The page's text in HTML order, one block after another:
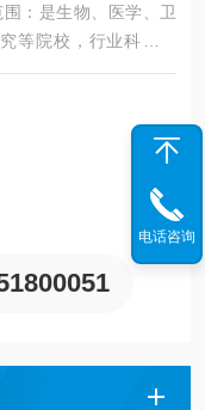
：是生物、医学、卫
等院校，行业科研机
、霉菌、微生物的培
电话咨询